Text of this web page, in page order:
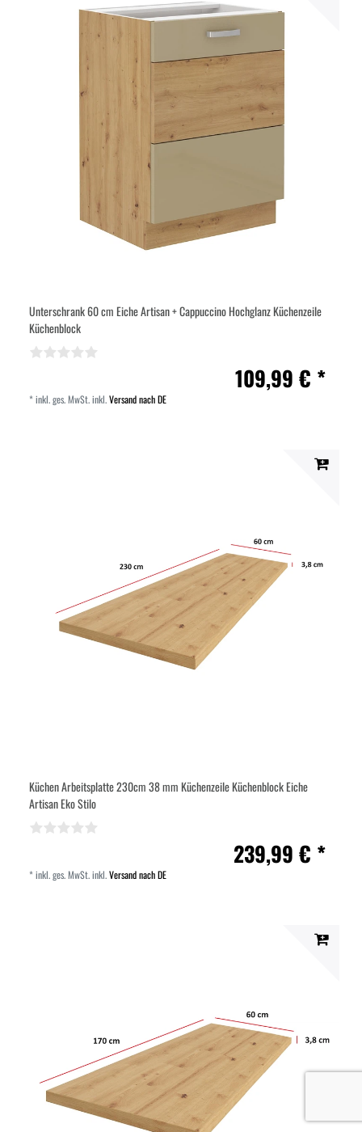
Unterschrank 60 cm Eiche Artisan + Cappuccino Hochglanz Küchenzeile
Küchenblock
109,99 € *
*inkl. ges. MwSt.inkl.Versand nach DE
Küchen Arbeitsplatte 230cm 38 mm Küchenzeile Küchenblock Eiche
Artisan Eko Stilo
239,99 € *
*inkl. ges. MwSt.inkl.Versand nach DE